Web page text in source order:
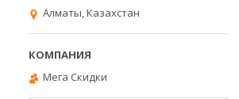
Алматы, Казахстан
Мега Скидки